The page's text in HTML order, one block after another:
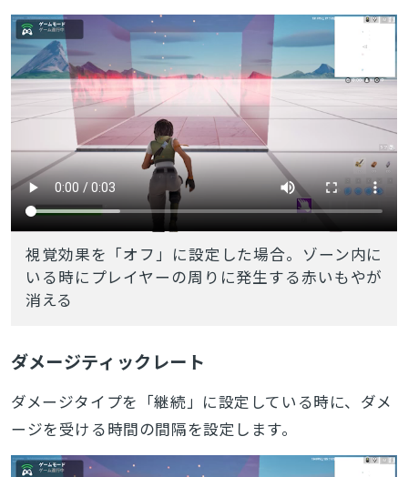
視覚効果を「オフ」に設定した場合。ゾーン内に
いる時にプレイヤーの周りに発生する赤いもやが
消える
ダメージティックレート
ダメージタイプを「継続」に設定している時に、ダメ
ージを受ける時間の間隔を設定します。